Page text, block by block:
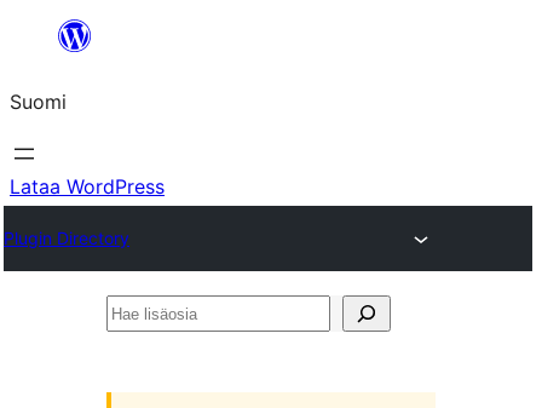
Suomi
Lataa WordPress
Plugin Directory
Hae